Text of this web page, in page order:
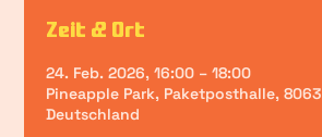
Zeit & Ort
24. Feb. 2026, 16:00 – 18:00
Pineapple Park, Paketposthalle,
Deutschland